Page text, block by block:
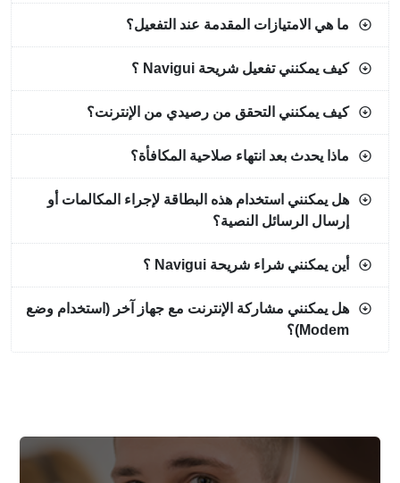
ما هي الامتيازات المقدمة عند التفعيل؟
كيف يمكنني تفعيل شريحة Navigui ؟
كيف يمكنني التحقق من رصيدي من الإنترنت؟
ماذا يحدث بعد انتهاء صلاحية المكافأة؟
هل يمكنني استخدام هذه البطاقة لإجراء المكالمات أو
إرسال الرسائل النصية؟
أين يمكنني شراء شريحة Navigui ؟
هل يمكنني مشاركة الإنترنت مع جهاز آخر (استخدام وضع
Modem)؟